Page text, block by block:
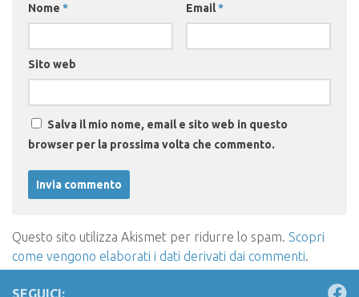
Nome * Email*
Sito web
Salva il mio nome, email e sito web in questo
browser per la prossima volta che commento.
Questo sito utilizza Akismet per ridurre lo spam. Scopri
come vengono elaborati i dati derivati dai commenti
SEGUICI: